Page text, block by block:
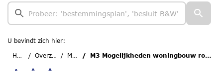
U bevindt zich hier:
Home
Overzichten Moties M3 Mogelijkheden woningbouw rond multifunctioneel centrum